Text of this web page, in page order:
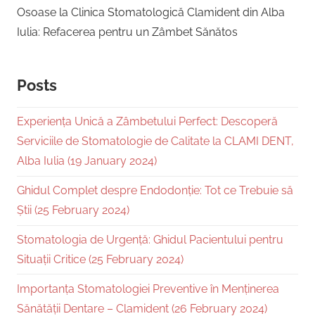
Osoase la Clinica Stomatologică Clamident din Alba
Iulia: Refacerea pentru un Zâmbet Sănătos
Posts
Experiența Unică a Zâmbetului Perfect: Descoperă
Serviciile de Stomatologie de Calitate la CLAMI DENT,
Alba Iulia (19 January 2024)
Ghidul Complet despre Endodonție: Tot ce Trebuie să
Știi (25 February 2024)
Stomatologia de Urgență: Ghidul Pacientului pentru
Situații Critice (25 February 2024)
Importanța Stomatologiei Preventive în Menținerea
Sănătății Dentare – Clamident (26 February 2024)